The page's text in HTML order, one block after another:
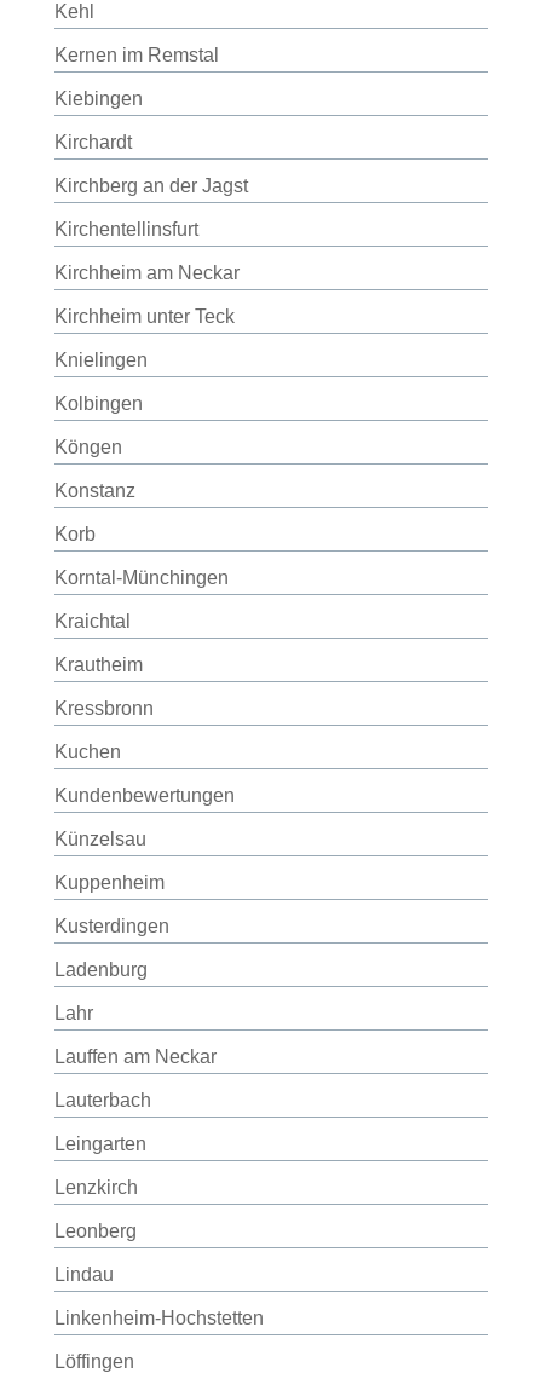
Kehl
Kernen im Remstal
Kiebingen
Kirchardt
Kirchberg an der Jagst
Kirchentellinsfurt
Kirchheim am Neckar
Kirchheim unter Teck
Knielingen
Kolbingen
Köngen
Konstanz
Korb
Korntal-Münchingen
Kraichtal
Krautheim
Kressbronn
Kuchen
Kundenbewertungen
Künzelsau
Kuppenheim
Kusterdingen
Ladenburg
Lahr
Lauffen am Neckar
Lauterbach
Leingarten
Lenzkirch
Leonberg
Lindau
Linkenheim-Hochstetten
Löffingen